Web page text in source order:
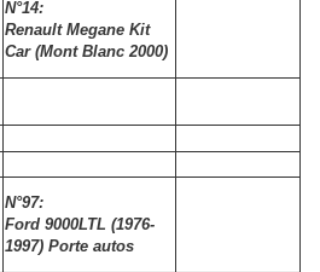
N°14:
Renault Megane Kit
Car (Mont Blanc 2000)
N°97:
Ford 9000LTL (1976-
1997) Porte autos